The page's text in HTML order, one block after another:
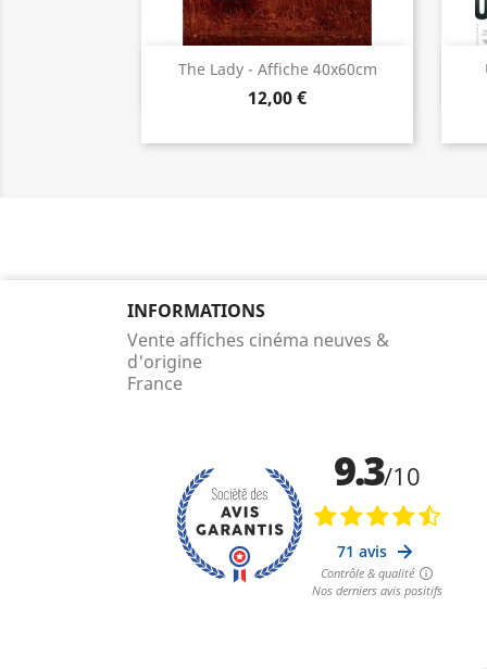
The Lady - Affiche 40x60cm
12,00 €
Aperçu rapide
INFORMATIONS
Vente affiches cinéma neuves &
d'origine
France